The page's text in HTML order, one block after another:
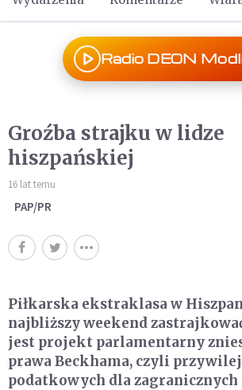
Radio DEON
Groźba strajku w lidze
hiszpańskiej
16 lat temu
PAP/PR
Piłkarska ekstraklasa w
najbliższy weekend
jest projekt parlamentarny
prawa Beckhama, czyli
podatkowych dla zagranicznych